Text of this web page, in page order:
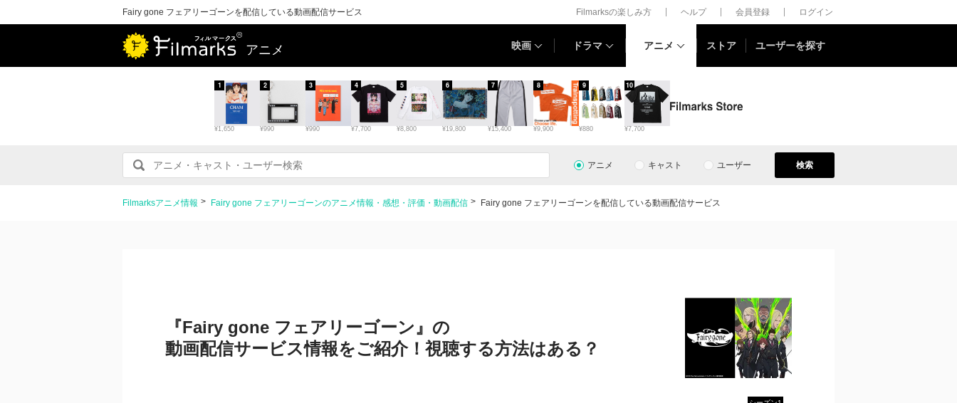
Fairy gone フェアリーゴーンを配信している動画配信サービス Filmarksの楽しみ方 ヘルプ 会員登録 ログイン
アニメ 映画 ドラマ アニメ ストア ユーザーを探す
¥1,650
1
¥990
2
¥990
3
¥7,700
4
¥8,800
5
¥19,800
6
¥15,400
7
¥9,900
8
¥880
9
¥7,700
10
アニメ キャスト ユーザー 検索
Filmarksアニメ情報 Fairy gone フェアリーゴーンのアニメ情報・感想・評価・動画配信 Fairy gone フェアリーゴーンを配信している動画配信サービス
『Fairy gone フェアリーゴーン』の
動画配信サービス情報をご紹介！視聴する方法はある？